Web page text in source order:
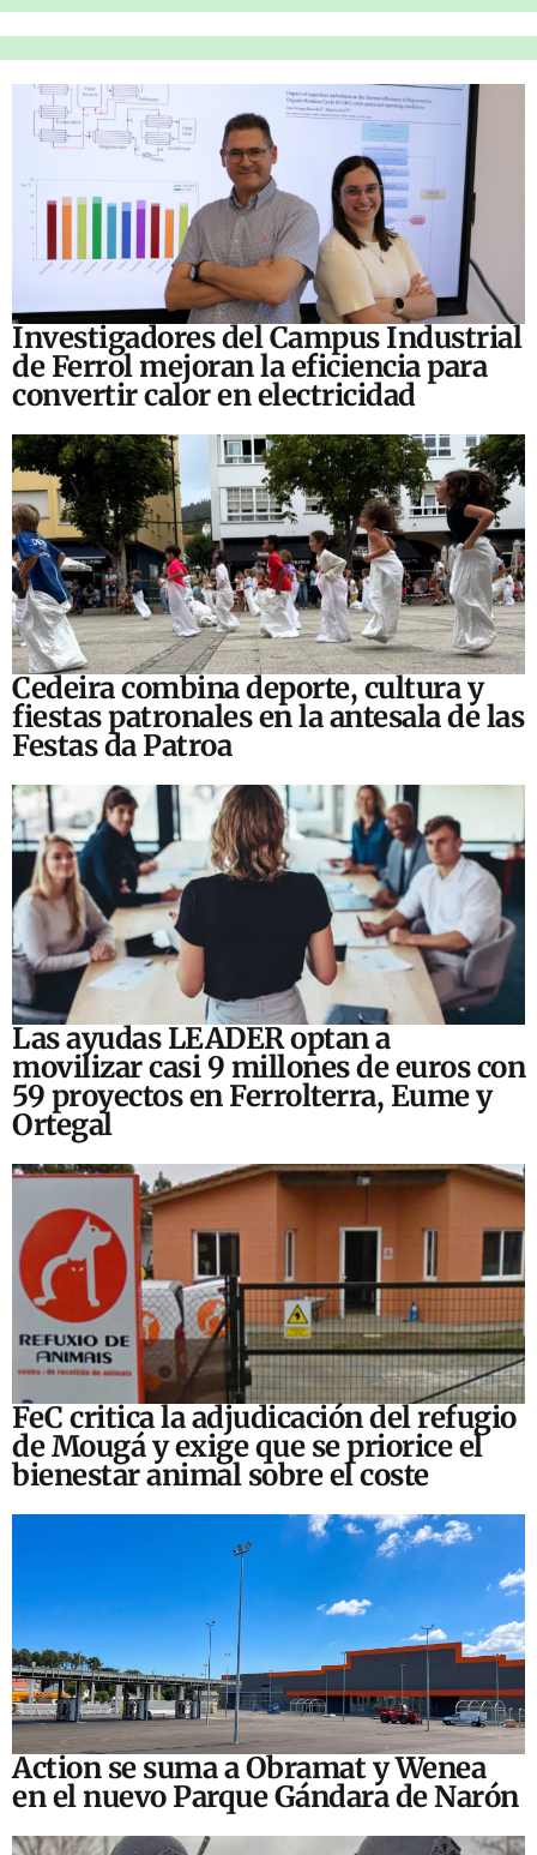
Investigadores del Campus Industrial
de Ferrol mejoran la eficiencia para
convertir calor en electricidad
Cedeira combina deporte, cultura y
fiestas patronales en la antesala de las
Festas da Patroa
Las ayudas LEADER optan a
movilizar casi 9 millones de euros con
59 proyectos en Ferrolterra, Eume y
Ortegal
FeC critica la adjudicación del refugio
de Mougá y exige que se priorice el
bienestar animal sobre el coste
Action se suma a Obramat y Wenea
en el nuevo Parque Gándara de Narón